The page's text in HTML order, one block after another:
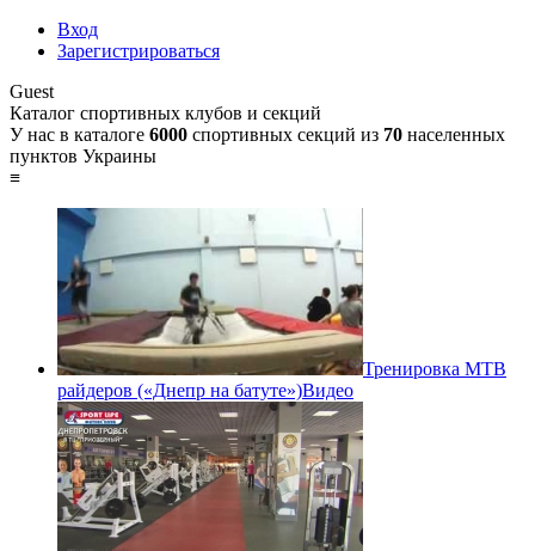
Вход
Зарегистрироваться
Guest
Каталог спортивных клубов и секций
У нас в каталоге 6000 спортивных секций из 70 населенных
пунктов Украины
≡
Тренировка MTB
райдеров («Днепр на батуте»)Видео